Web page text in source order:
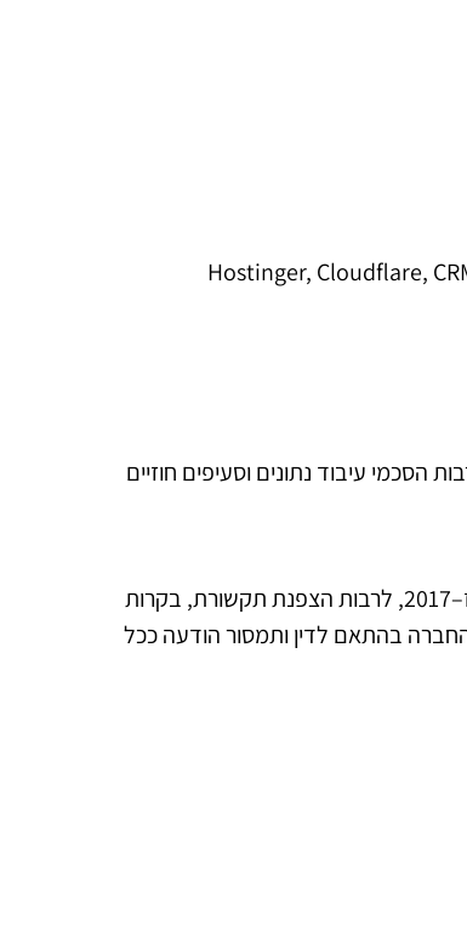
עיבוד נתונים וסעיפים חוזיים
החברה מיישמת אמצעי אבטחה פיזיים, טכנולוגיים וארגוניים בהתאם לתקנות הגנת הפרטיות (אבטחת מידע), תשע"ז–2017, לרבות הצפנת תקשורת, בקרות
בהתאם לדין ותמסור הודעה ככל